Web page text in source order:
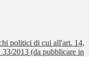
politici di cui all'art. 14,
2013 (da pubblicare in